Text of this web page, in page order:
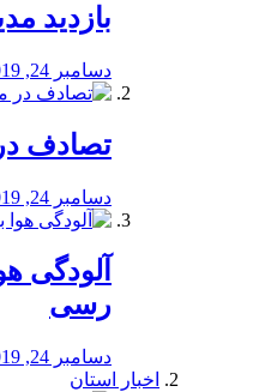
بازدید
دسامبر 24, 2019
تصادف
دسامبر 24, 2019
آلودگی
رسی
دسامبر 24, 2019
اخبار استان